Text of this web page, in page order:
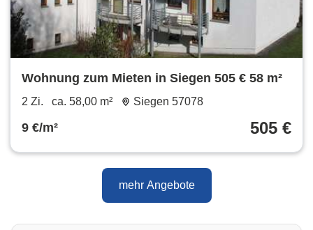
Wohnung zum Mieten in Siegen 505 € 58 m²
2 Zi. ca. 58,00 m² Siegen 57078
9 €/m² 505 €
mehr Angebote